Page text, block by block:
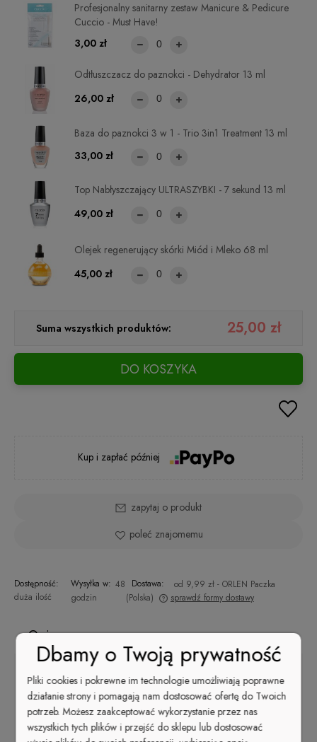
Top Nabłyszczający ULTRASZYBKI - 7 sekund 13 ml
49,00 zł
Odtłuszczacz do paznokci - Dehydrator 13 ml
26,00 zł
Baza do paznokci 3 w 1 - Trio 3in1 Treatment 13 ml
33,00 zł
Olejek regenerujący skórki Miód i Mleko 68 ml
45,00 zł
Profesjonalny sanitarny zestaw Manicure & Pedicure
Cuccio - Must Have!
3,00 zł
Suma wszystkich produktów: 25,00 zł
DO KOSZYKA
Kup i zapłać później
zapytaj o produkt
poleć znajomemu
Dostępność:
duża ilość
Wysyłka w: 48
godzin
Dostawa: od 9,99 zł - ORLEN Paczka
(Polska)
sprawdź formy dostawy
Opis
POPULAR IN PUGLIA
Lakier to delikatny, pastelowy odcień brzoskwiniowego różu,
nawiązujący do krajobrazów, kwiatów i słońca w regionie
Dbamy o Twoją prywatność
Pliki cookies i pokrewne im technologie umożliwiają poprawne
działanie strony i pomagają nam dostosować ofertę do Twoich
potrzeb. Możesz zaakceptować wykorzystanie przez nas
wszystkich tych plików i przejść do sklepu lub dostosować